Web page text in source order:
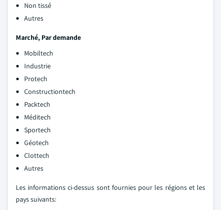
Non tissé
Autres
Marché, Par demande
Mobiltech
Industrie
Protech
Constructiontech
Packtech
Méditech
Sportech
Géotech
Clottech
Autres
Les informations ci-dessus sont fournies pour les régions et les
pays suivants: